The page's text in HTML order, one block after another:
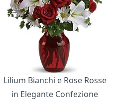
Lilium Bianchi e Rose Rosse
in Elegante Confezione